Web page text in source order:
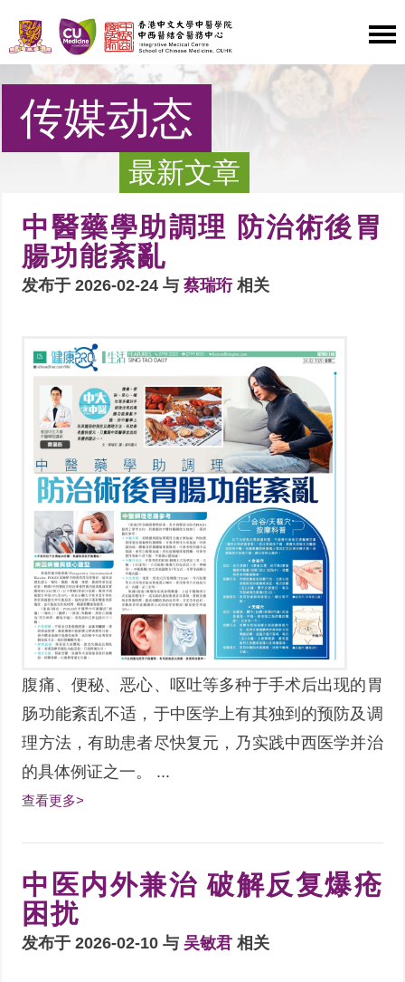
传媒动态
最新文章
中醫藥學助調理 防治術後胃
腸功能紊亂
发布于 2026-02-24 与蔡瑞珩相关
腹痛、便秘、恶心、呕吐等多种于手术后出现的胃
肠功能紊乱不适，于中医学上有其独到的预防及调
理方法，有助患者尽快复元，乃实践中西医学并治
的具体例证之一。 ...
查看更多>
中医内外兼治 破解反复爆疮
困扰
发布于 2026-02-10 与吴敏君相关